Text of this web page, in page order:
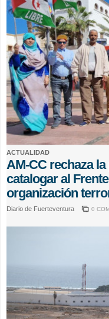
ACTUALIDAD
AM-CC rechaza
catalogar al
organización
Diario de Fuerteventura 0